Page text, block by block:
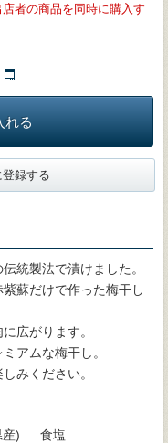
者の商品を同時に購入す
れる
録する
統製法で漬けました。
蘇だけで作った梅干し
広がります。
アムな梅干し。
みください。
産) 食塩